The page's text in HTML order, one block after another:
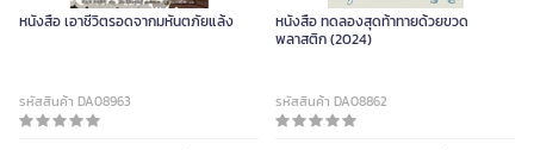
หนังสือ เอาชีวิตรอดจากมหันตภัยแล้ง
รหัสสินค้า DA08963
หนังสือ ทดลองสุดท้าทายด้วยขวด
พลาสติก (2024)
รหัสสินค้า DA08862